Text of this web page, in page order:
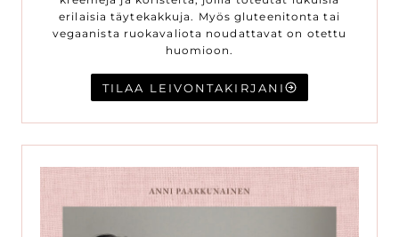
erilaisia täytekakkuja. Myös gluteenitonta tai
vegaanista ruokavaliota noudattavat on otettu
huomioon.
TILAA LEIVONTAKIRJANI